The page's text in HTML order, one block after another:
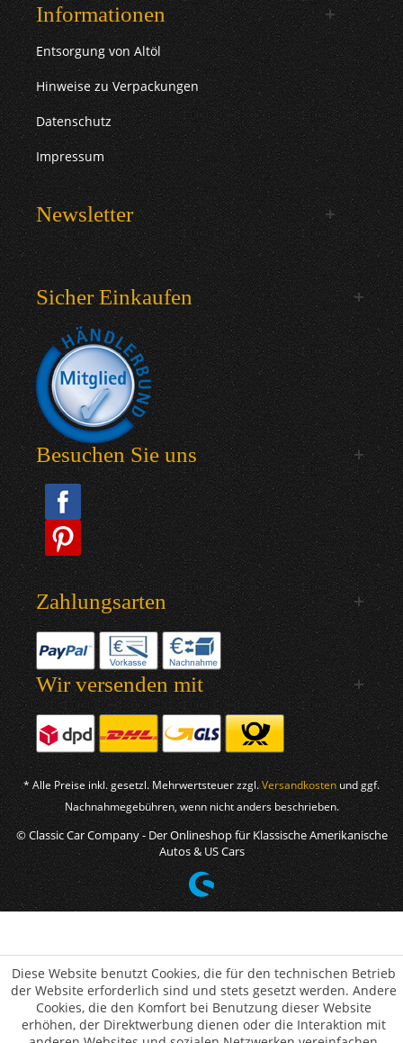
Informationen
Entsorgung von Altöl
Hinweise zu Verpackungen
Datenschutz
Impressum
Newsletter
Sicher Einkaufen
Besuchen Sie uns
Zahlungsarten
Wir versenden mit
* Alle Preise inkl. gesetzl. Mehrwertsteuer zzgl.Versandkosten und ggf.
Nachnahmegebühren, wenn nicht anders beschrieben.
© Classic Car Company - Der Onlineshop für Klassische Amerikanische
Autos & US Cars
Diese Website benutzt Cookies, die für den technischen Betrieb
der Website erforderlich sind und stets gesetzt werden. Andere
Cookies, die den Komfort bei Benutzung dieser Website
erhöhen, der Direktwerbung dienen oder die Interaktion mit